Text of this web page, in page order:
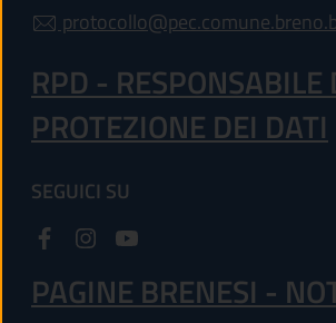
RPD - RESPONSABILE
PROTEZIONE DEI DATI
SEGUICI SU
PAGINE BRENESI -